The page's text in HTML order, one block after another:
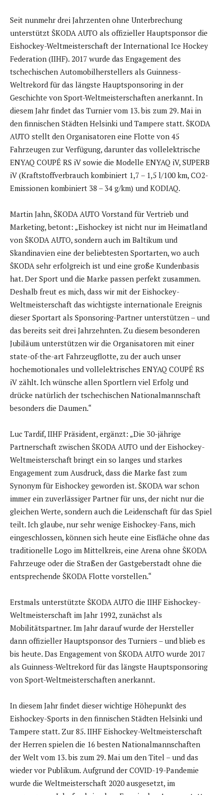
Seit nunmehr drei Jahrzenten ohne Unterbrechung
unterstützt ŠKODA AUTO als offizieller Hauptsponsor die
Eishockey-Weltmeisterschaft der International Ice Hockey
Federation (IIHF). 2017 wurde das Engagement des
tschechischen Automobilherstellers als Guinness-
Weltrekord für das längste Hauptsponsoring in der
Geschichte von Sport-Weltmeisterschaften anerkannt. In
diesem Jahr findet das Turnier vom 13. bis zum 29. Mai in
den finnischen Städten Helsinki und Tampere statt. ŠKODA
AUTO stellt den Organisatoren eine Flotte von 45
Fahrzeugen zur Verfügung, darunter das vollelektrische
ENYAQ COUPÉ RS iV sowie die Modelle ENYAQ iV, SUPERB
iV (Kraftstoffverbrauch kombiniert 1,7 – 1,5 l/100 km, CO2-
Emissionen kombiniert 38 – 34 g/km) und KODIAQ.
Martin Jahn, ŠKODA AUTO Vorstand für Vertrieb und
Marketing, betont: „Eishockey ist nicht nur im Heimatland
von ŠKODA AUTO, sondern auch im Baltikum und
Skandinavien eine der beliebtesten Sportarten, wo auch
ŠKODA sehr erfolgreich ist und eine große Kundenbasis
hat. Der Sport und die Marke passen perfekt zusammen.
Deshalb freut es mich, dass wir mit der Eishockey-
Weltmeisterschaft das wichtigste internationale Ereignis
dieser Sportart als Sponsoring-Partner unterstützen – und
das bereits seit drei Jahrzehnten. Zu diesem besonderen
Jubiläum unterstützen wir die Organisatoren mit einer
state-of-the-art Fahrzeugflotte, zu der auch unser
hochemotionales und vollelektrisches ENYAQ COUPÉ RS
iV zählt. Ich wünsche allen Sportlern viel Erfolg und
drücke natürlich der tschechischen Nationalmannschaft
besonders die Daumen.“
Luc Tardif, IIHF Präsident, ergänzt: „Die 30-jährige
Partnerschaft zwischen ŠKODA AUTO und der Eishockey-
Weltmeisterschaft bringt ein so langes und starkes
Engagement zum Ausdruck, dass die Marke fast zum
Synonym für Eishockey geworden ist. ŠKODA war schon
immer ein zuverlässiger Partner für uns, der nicht nur die
gleichen Werte, sondern auch die Leidenschaft für das Spiel
teilt. Ich glaube, nur sehr wenige Eishockey-Fans, mich
eingeschlossen, können sich heute eine Eisfläche ohne das
traditionelle Logo im Mittelkreis, eine Arena ohne ŠKODA
Fahrzeuge oder die Straßen der Gastgeberstadt ohne die
entsprechende ŠKODA Flotte vorstellen.“
Erstmals unterstützte ŠKODA AUTO die IIHF Eishockey-
Weltmeisterschaft im Jahr 1992, zunächst als
Mobilitätspartner. Im Jahr darauf wurde der Hersteller
dann offizieller Hauptsponsor des Turniers – und blieb es
bis heute. Das Engagement von ŠKODA AUTO wurde 2017
als Guinness-Weltrekord für das längste Hauptsponsoring
von Sport-Weltmeisterschaften anerkannt.
In diesem Jahr findet dieser wichtige Höhepunkt des
Eishockey-Sports in den finnischen Städten Helsinki und
Tampere statt. Zur 85. IIHF Eishockey-Weltmeisterschaft
der Herren spielen die 16 besten Nationalmannschaften
der Welt vom 13. bis zum 29. Mai um den Titel – und das
wieder vor Publikum. Aufgrund der COVID-19-Pandemie
wurde die Weltmeisterschaft 2020 ausgesetzt, im